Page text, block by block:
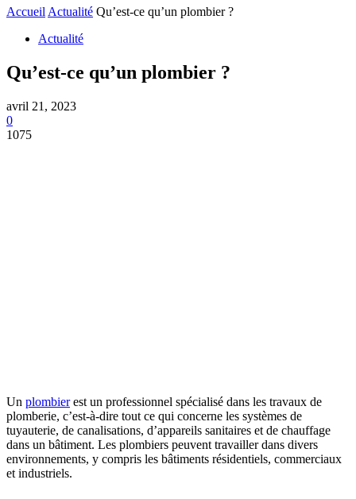
Accueil Actualité Qu’est-ce qu’un plombier ?
Actualité
Qu’est-ce qu’un plombier ?
avril 21, 2023
0
1075
Un plombierest un professionnel spécialisé dans les travaux de
plomberie, c’est-à-dire tout ce qui concerne les systèmes de
tuyauterie, de canalisations, d’appareils sanitaires et de chauffage
dans un bâtiment. Les plombiers peuvent travailler dans divers
environnements, y compris les bâtiments résidentiels, commerciaux
et industriels.